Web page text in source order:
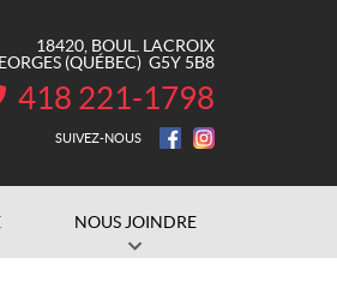
18420, BOUL. LACROIX
(QUÉBEC) G5Y 5B8
:
418 221-1798
SUIVEZ-NOUS
NOUS JOINDRE